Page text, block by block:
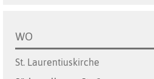
WO
St. Laurentiuskirche